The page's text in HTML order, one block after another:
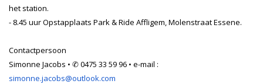
het station.
- 8.45 uur Opstapplaats Park & Ride Affligem, Molenstraat Essene.
Contactpersoon
Simonne Jacobs • ✆ 0475 33 59 96 • e-mail :
simonne.jacobs@outlook.com